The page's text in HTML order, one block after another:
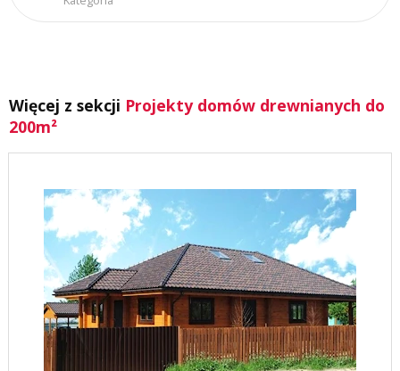
Więcej z sekcji Projekty domów drewnianych do
200m²